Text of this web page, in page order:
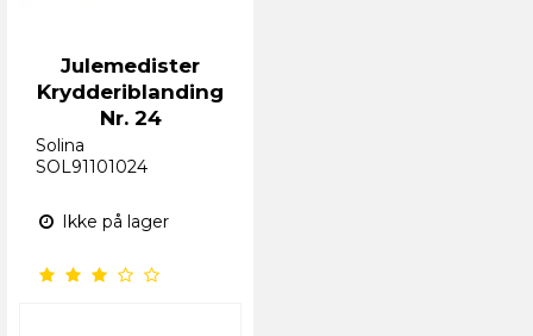
Julemedister
Krydderiblanding
Nr. 24
Solina
SOL91101024
Ikke på lager